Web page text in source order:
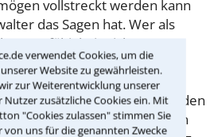
verwendet Cookies, um die
Website zu gewährleisten.
zur Weiterentwicklung unserer
Nutzer zusätzliche Cookies ein. Mit
"Cookies zulassen" stimmen Sie
uns für die genannten Zwecke
vollstreckt werden kann
das Sagen hat. Wer als
nicht
stellt, macht sich
mit der Zerschlagung des
oder einer Sanierung. Wenden
Insolvenzverfahren an einen